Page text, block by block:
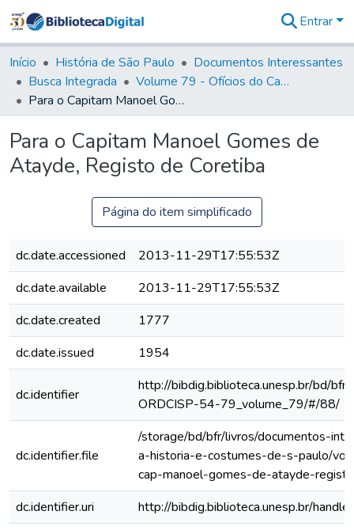
&
Coleções
Tudo na
Biblioteca
Estatísticas
Entrar
Início História de São Paulo
Documentos Interessantes
Busca Integrada
Volume 79 - Ofícios do Capitão General Martim Lopes Lobo de Saldanha (1777)
Para o Capitam Manoel Gomes de Atayde, Registo de Coretiba
Para o Capitam Manoel Gomes de
Atayde, Registo de Coretiba
Página do item simplificado
dc.date.accessioned
2013-11-29T17:55:53Z
dc.date.available
2013-11-29T17:55:53Z
dc.date.created
1777
dc.date.issued
1954
dc.identifier
http://bibdig.biblioteca.unesp.br/bd/
ORDCISP-54-79_volume_79/#/88/
dc.identifier.file
/storage/bd/bfr/livros/documentos-
a-historia-e-costumes-de-s-paulo/
cap-manoel-gomes-de-atayde-
dc.identifier.uri
http://bibdig.biblioteca.unesp.br/